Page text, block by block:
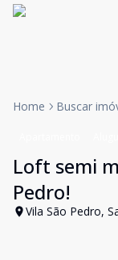
Home Buscar
Loft semi
Pedro!
Vila São Pedro,